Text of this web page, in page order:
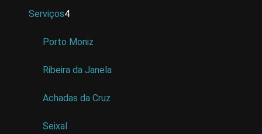
Serviços4
Porto Moniz
Ribeira da Janela
Achadas da Cruz
Seixal